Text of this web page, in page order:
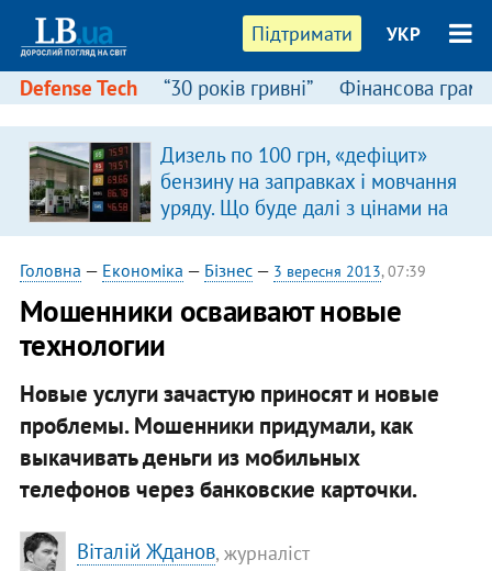
Підтримати УКР
Defense Tech “30 років гривні” Фінансова
Дизель по 100 грн, «дефіцит»
бензину на заправках і мовчання
уряду. Що буде далі з цінами на
пальне?
Головна — Економіка — Бізнес— 3 вересня 2013, 07:39
Мошенники осваивают новые
технологии
Новые услуги зачастую приносят и новые
проблемы. Мошенники придумали, как
выкачивать деньги из мобильных
телефонов через банковские карточки.
Віталій Жданов, журналіст